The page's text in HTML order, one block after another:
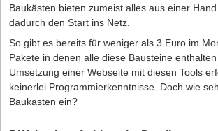
Baukästen bieten zumeist alles aus einer
dadurch den Start ins Netz.
So gibt es bereits für weniger als 3 Euro im
Pakete in denen alle diese Bausteine
Umsetzung einer Webseite mit diesen Tools
keinerlei Programmierkenntnisse. Doch wie
Baukasten ein?